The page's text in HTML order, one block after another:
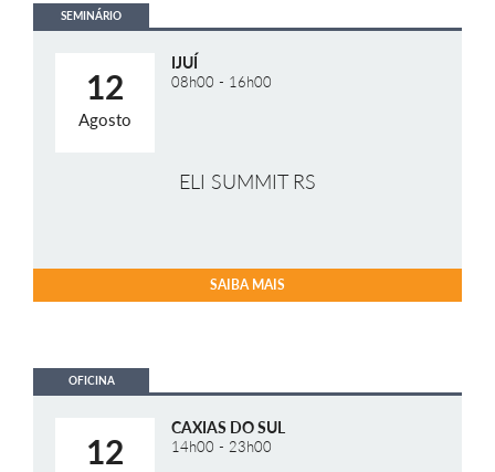
SEMINÁRIO
12
Agosto
IJUÍ
08h00 - 16h00
ELI SUMMIT RS
SAIBA MAIS
OFICINA
12
CAXIAS DO SUL
14h00 - 23h00